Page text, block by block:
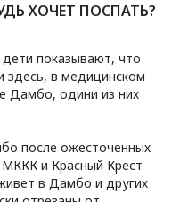
ХОЧЕТ ПОСПАТЬ?
показывают, что
здесь, в медицинском
Дамбо, одини из них
после ожесточенных
и Красный Крест
в Дамбо и других